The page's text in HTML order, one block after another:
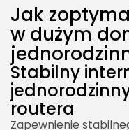
Jak
w dużym
Stabilny
routera
Zapewnienie